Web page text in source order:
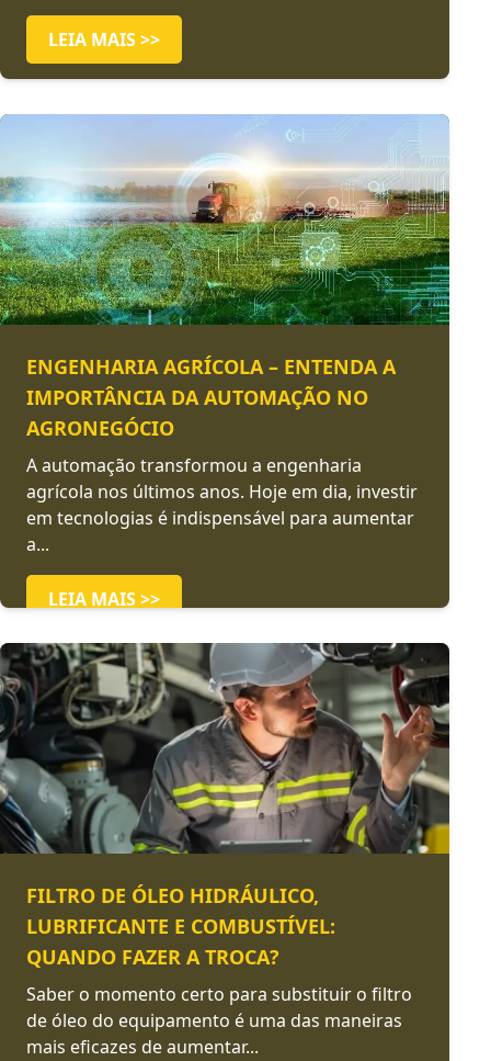
LEIA MAIS >>
ENGENHARIA AGRÍCOLA – ENTENDA A
IMPORTÂNCIA DA AUTOMAÇÃO NO
AGRONEGÓCIO
A automação transformou a engenharia
agrícola nos últimos anos. Hoje em dia, investir
em tecnologias é indispensável para aumentar
a...
LEIA MAIS >>
FILTRO DE ÓLEO HIDRÁULICO,
LUBRIFICANTE E COMBUSTÍVEL:
QUANDO FAZER A TROCA?
Saber o momento certo para substituir o filtro
de óleo do equipamento é uma das maneiras
mais eficazes de aumentar...